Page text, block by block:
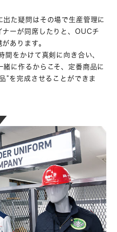
出た疑問はその場で生産管理に
ナーが同席したりと、OUCチ
あります。
間をかけて真剣に向き合い、
に作るからこそ、定番商品に
”を完成させることができま